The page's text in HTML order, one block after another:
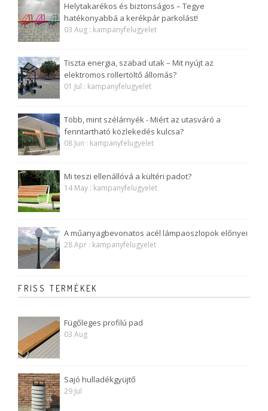
Helytakarékos és biztonságos – Tegye
hatékonyabbá a kerékpár parkolást!
03 Aug : kampanyfelugyelet
Tiszta energia, szabad utak – Mit nyújt az
elektromos rollertöltő állomás?
01 Jul : kampanyfelugyelet
Több, mint szélárnyék - Miért az utasváró a
fenntartható közlekedés kulcsa?
08 Jun : kampanyfelugyelet
Mi teszi ellenállóvá a kültéri padot?
14 May : kampanyfelugyelet
A műanyagbevonatos acél lámpaoszlopok előnyei
28 Apr : kampanyfelugyelet
FRISS TERMÉKEK
Fügőleges profilú pad
03 Aug
Sajó hulladékgyüjtő
29 Jul